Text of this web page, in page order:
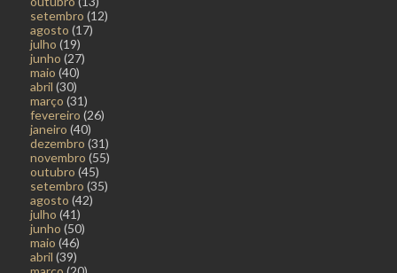
setembro (12)
agosto (17)
julho (19)
junho (27)
maio (40)
abril (30)
março (31)
fevereiro (26)
janeiro (40)
dezembro (31)
novembro (55)
outubro (45)
setembro (35)
agosto (42)
julho (41)
junho (50)
maio (46)
abril (39)